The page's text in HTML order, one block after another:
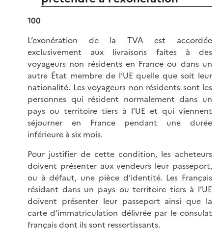
100
L’exonération de la TVA est accordée
exclusivement aux livraisons faites à des
voyageurs non résidents en France ou dans un
autre État membre de l’UE quelle que soit leur
nationalité. Les voyageurs non résidents sont les
personnes qui résident normalement dans un
pays ou territoire tiers à l’UE et qui viennent
séjourner en France pendant une durée
inférieure à six mois.
Pour justifier de cette condition, les acheteurs
doivent présenter aux vendeurs leur passeport,
ou à défaut, une pièce d’identité. Les Français
résidant dans un pays ou territoire tiers à l’UE
doivent présenter leur passeport ainsi que la
carte d’immatriculation délivrée par le consulat
français dont ils sont ressortissants.